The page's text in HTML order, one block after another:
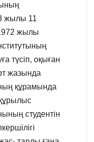
жылы 11
жылы
түсіп, оқыған
жазында
құрамында
студентін